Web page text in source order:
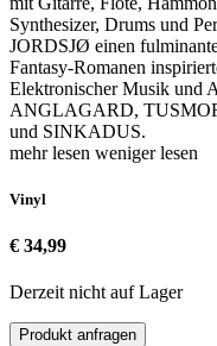
Synthesizer, Drums und
JORDSJØ einen
Fantasy-Romanen
Elektronischer Musik und
ANGLAGARD,
und SINKADUS.
mehr lesen weniger lesen
Vinyl
€ 34,99
Derzeit nicht auf Lager
Produkt anfragen